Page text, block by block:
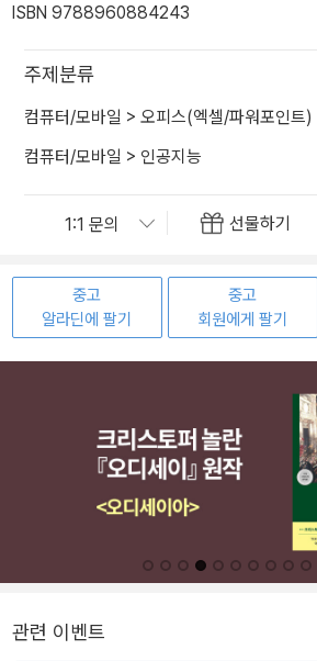
ISBN 9788960884243
주제분류
컴퓨터/모바일 > 오피스(엑셀/파워포인트)
컴퓨터/모바일 > 인공지능
선물하기
중고
알라딘에 팔기
중고
회원에게 팔기
관련 이벤트